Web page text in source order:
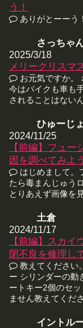
う！
ありがとーーう！
さっちゃ
2025/3/18
メリークリスマ
お元気ですか。
今はバイクも車も
されることはない
ひゅーじ
2024/11/25
【前編】フュ
因を調べてみよ
はじめまして。
たら毒まんじゅう
とりあえず画像を
土倉
2024/11/17
【前編】スカ
閉不良を修理し
教えてください
ー シリンダーの動
ートキー2個のセ
ません教えてくださ
イントル